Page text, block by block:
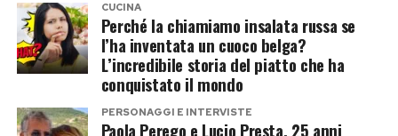
Non a caso, le immagini del Pride hanno
generato reazioni opposte. Per alcuni si tratta di
una forma di satira politica. Per altri, invece, il
ricorso a simboli così forti rappresenta
un’escalation che rischia di alimentare
CUCINA
Perché la chiamiamo insalata russa se
l’ha inventata un cuoco belga?
L’incredibile storia del piatto che ha
conquistato il mondo
PERSONAGGI E INTERVISTE
Paola Perego e Lucio Presta, 25 anni